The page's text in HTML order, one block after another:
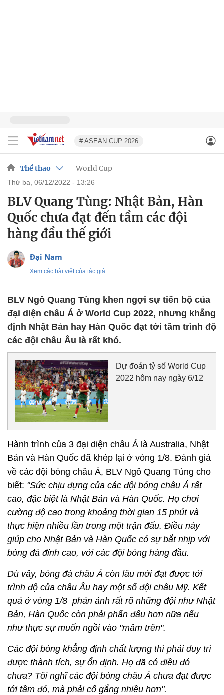
# ASEAN CUP 2026
Thể thao World Cup
thứ ba, 06/12/2022 - 13:26
BLV Quang Tùng: Nhật Bản, Hàn
Quốc chưa đạt đến tầm các đội
hàng đầu thế giới
Đại Nam
Xem các bài viết của tác giả
BLV Ngô Quang Tùng khen ngợi sự tiến bộ của
đại diện châu Á ở World Cup 2022, nhưng khẳng
định Nhật Bản hay Hàn Quốc đạt tới tầm trình độ
các đội châu Âu là rất khó.
Dự đoán tỷ số World Cup
2022 hôm nay ngày 6/12
Hành trình của 3 đại diện châu Á là Australia, Nhật
Bản và Hàn Quốc đã khép lại ở vòng 1/8. Đánh giá
về các đội bóng châu Á, BLV Ngô Quang Tùng cho
biết: "Sức chịu đựng của các đội bóng châu Á rất
cao, đặc biệt là Nhật Bản và Hàn Quốc. Họ chơi
cường độ cao trong khoảng thời gian 15 phút và
thực hiện nhiều lần trong một trận đấu. Điều này
giúp cho Nhật Bản và Hàn Quốc có sự bắt nhịp với
bóng đá đỉnh cao, với các đội bóng hàng đầu.
Dù vây, bóng đá châu Á còn lâu mới đạt được tới
trình độ của châu Âu hay một số đội châu Mỹ. Kết
quả ở vòng 1/8 phản ảnh rất rõ những đội như Nhật
Bản, Hàn Quốc còn phải phấn đấu hơn nữa nếu
như thực sự muốn ngồi vào "mâm trên".
Các đội bóng khẳng định chất lượng thì phải duy trì
được thành tích, sự ổn định. Họ đã có điều đó
chưa? Tôi nghĩ các đội bóng châu Á chưa đạt được
tới tầm đó, mà phải cố gắng nhiều hơn".